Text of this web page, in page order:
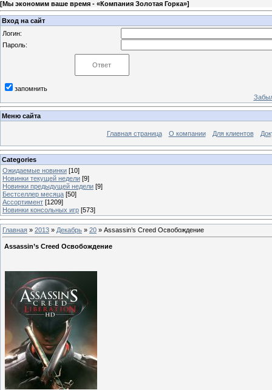
[Мы экономим ваше время - «Компания Золотая Горка»]
Вход на сайт
Логин:
Пароль:
запомнить
Меню сайта
Главная страница О компании Для клиентов
Categories
Ожидаемые новинки [10]
Новинки текущей недели [9]
Новинки предыдущей недели [9]
Бестселлер месяца [50]
Ассортимент [1209]
Новинки консольных игр [573]
Главная » 2013 » Декабрь » 20 » Assassin’s Creed Освобождение
Assassin’s Creed Освобождение